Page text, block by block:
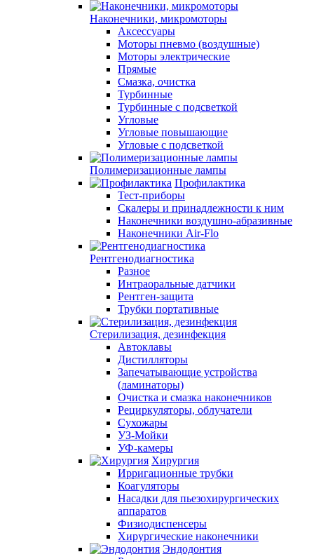
Наконечники, микромоторы
Аксессуары
Моторы пневмо (воздушные)
Моторы электрические
Прямые
Смазка, очистка
Турбинные
Турбинные с подсветкой
Угловые
Угловые повышающие
Угловые с подсветкой
Полимеризационные лампы
Профилактика
Тест-приборы
Скалеры и принадлежности к ним
Наконечники воздушно-абразивные
Наконечники Air-Flo
Рентгенодиагностика
Разное
Интраоральные датчики
Рентген-защита
Трубки портативные
Стерилизация, дезинфекция
Автоклавы
Дистилляторы
Запечатывающие устройства
(ламинаторы)
Очистка и смазка наконечников
Рециркуляторы, облучатели
Сухожары
УЗ-Мойки
УФ-камеры
Хирургия
Ирригационные трубки
Коагуляторы
Насадки для пьезохирургических
аппаратов
Физиодиспенсеры
Хирургические наконечники
Эндодонтия